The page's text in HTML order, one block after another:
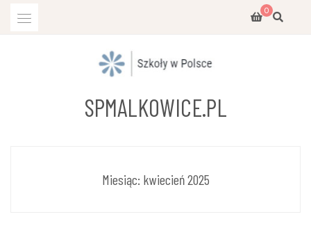
0
SPMALKOWICE.PL
Miesiąc: kwiecień 2025